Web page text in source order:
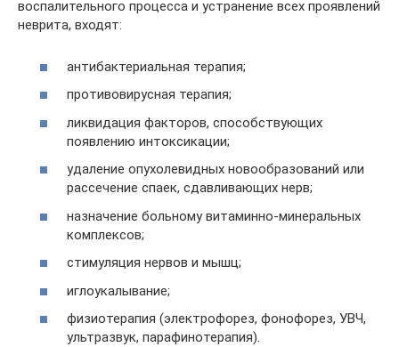
воспалительного процесса и устранение всех проявлений
неврита, входят:
антибактериальная терапия;
противовирусная терапия;
ликвидация факторов, способствующих
появлению интоксикации;
удаление опухолевидных новообразований или
рассечение спаек, сдавливающих нерв;
назначение больному витаминно-минеральных
комплексов;
стимуляция нервов и мышц;
иглоукалывание;
физиотерапия (электрофорез, фонофорез, УВЧ,
ультразвук, парафинотерапия).